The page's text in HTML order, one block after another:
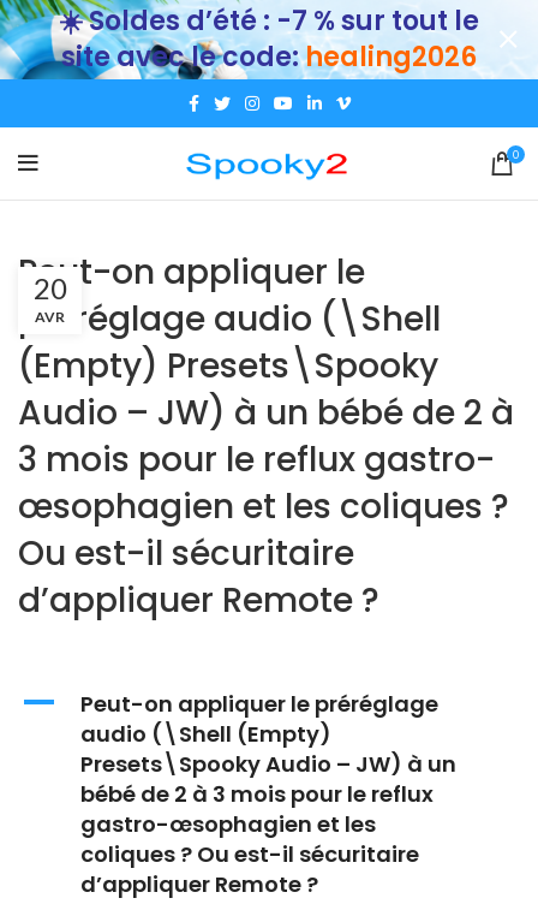
0
Peut-on appliquer le
préréglage audio (\Shell
(Empty) Presets\Spooky
Audio – JW) à un bébé de 2 à
3 mois pour le reflux gastro-
œsophagien et les coliques ?
Ou est-il sécuritaire
d’appliquer Remote ?
20
AVR
A
Peut-on appliquer le préréglage
audio (\Shell (Empty)
Presets\Spooky Audio – JW) à un
bébé de 2 à 3 mois pour le reflux
gastro-œsophagien et les
coliques ? Ou est-il sécuritaire
d’appliquer Remote ?
☀️ Soldes d’été : -7 % sur tout le
site avec le code:healing2026